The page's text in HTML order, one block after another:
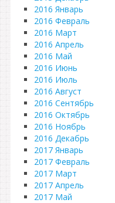
2016 Январь
2016 Февраль
2016 Март
2016 Апрель
2016 Май
2016 Июнь
2016 Июль
2016 Август
2016 Сентябрь
2016 Октябрь
2016 Ноябрь
2016 Декабрь
2017 Январь
2017 Февраль
2017 Март
2017 Апрель
2017 Май